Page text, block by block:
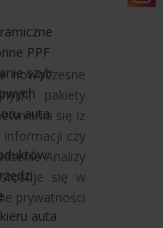
PPF
szyb
auta
auta
nowoczesne
pakiety
się iż
informacji czy
Analizy
stosuje się w
prywatności